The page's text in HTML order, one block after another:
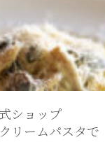
ショップ
リームパスタで